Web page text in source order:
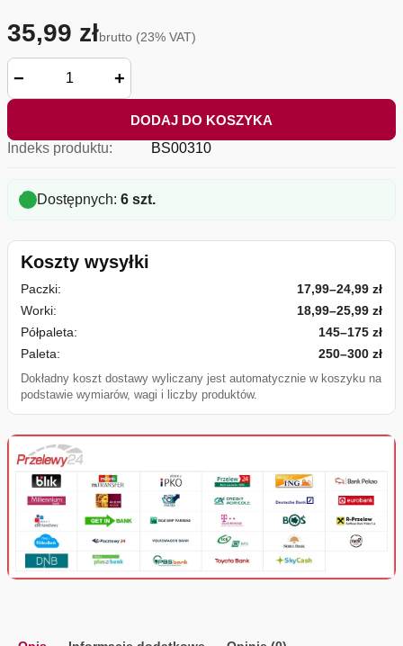
35,99 złbrutto (23% VAT)
− +
DODAJ DO KOSZYKA
Indeks produktu:
BS00310
Dostępnych: 6 szt.
Koszty wysyłki
Paczki:
17,99–24,99 zł
Worki:
18,99–25,99 zł
Półpaleta:
145–175 zł
Paleta:
250–300 zł
Dokładny koszt dostawy wyliczany jest automatycznie w koszyku na
podstawie wymiarów, wagi i liczby produktów.